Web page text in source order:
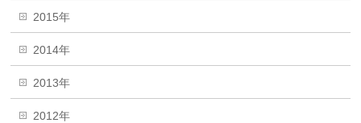
2015年
2014年
2013年
2012年